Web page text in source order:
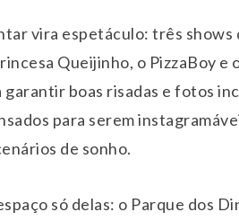
vira espetáculo: três
Queijinho, o PizzaBoy
boas risadas e fotos
para serem
de sonho.
só delas: o Parque dos